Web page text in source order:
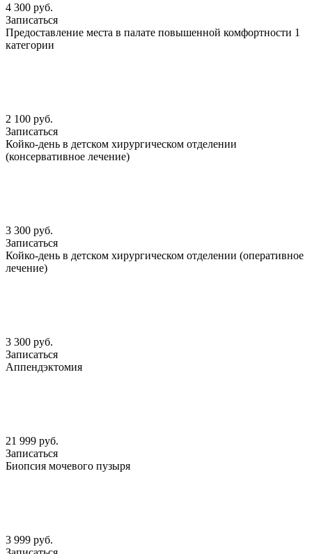
4 300 руб.
Записаться
Предоставление места в палате повышенной комфортности 1
категории
2 100 руб.
Записаться
Койко-день в детском хирургическом отделении
(консервативное лечение)
3 300 руб.
Записаться
Койко-день в детском хирургическом отделении (оперативное
лечение)
3 300 руб.
Записаться
Аппендэктомия
21 999 руб.
Записаться
Биопсия мочевого пузыря
3 999 руб.